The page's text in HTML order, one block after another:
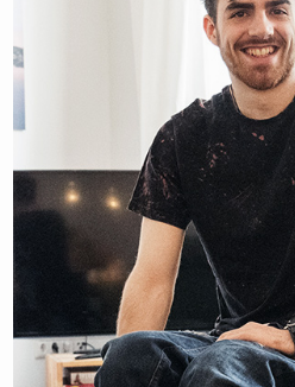
CATARINA
STUDENTIN UND